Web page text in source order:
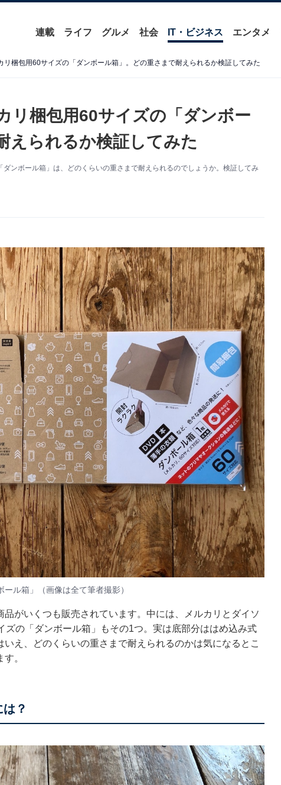
連載 ライフ グルメ 社会 IT・ビジネス エンタメ
リ梱包用60サイズの「ダンボール箱」。どの重さまで耐えられるか検証してみた
リ梱包用60サイズの「ダンボー
えられるか検証してみた
ンボール箱」は、どのくらいの重さまで耐えられるのでしょうか。検証してみ
ル箱」（画像は全て筆者撮影）
がいくつも販売されています。中には、メルカリとダイソ
ズの「ダンボール箱」もその1つ。実は底部分ははめ込み式
え、どのくらいの重さまで耐えられるのかは気になるとこ
。
？